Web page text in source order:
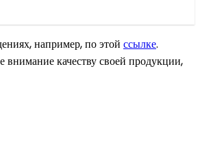
например, по этой ссылке.
внимание качеству своей продукции,